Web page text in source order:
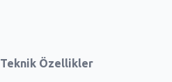
Teknik Özellikler